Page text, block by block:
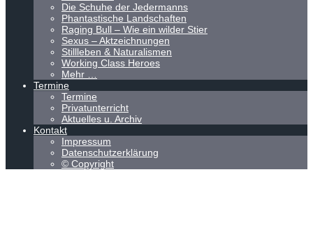
Die Schuhe der Jedermanns
Phantastische Landschaften
Raging Bull – Wie ein wilder Stier
Sexus – Aktzeichnungen
Stillleben & Naturalismen
Working Class Heroes
Mehr …
Termine
Termine
Privatunterricht
Aktuelles u. Archiv
Kontakt
Impressum
Datenschutzerklärung
© Copyright